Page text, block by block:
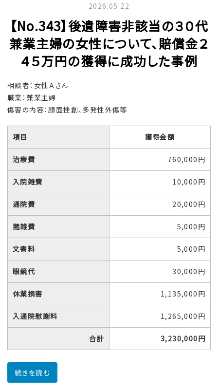
2026.05.22
【No.343】後遺障害非該当の３０代
兼業主婦の女性について、賠償金２
４５万円の獲得に成功した事例
相談者：女性Ａさん
職業：兼業主婦
傷害の内容：顔面挫創、多発性外傷等
項目 獲得金額
治療費 760,000円
入院雑費 10,000円
通院費 20,000円
諸雑費 5,000円
文書料 5,000円
眼鏡代 30,000円
休業損害 1,135,000円
入通院慰謝料 1,265,000円
合計 3,230,000円
続きを読む